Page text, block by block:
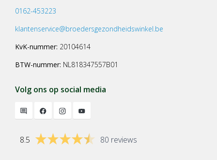
0162-453223
klantenservice@broedersgezondheidswinkel.be
KvK-nummer: 20104614
BTW-nummer: NL818347557B01
Volg ons op social media
8.5 80 reviews